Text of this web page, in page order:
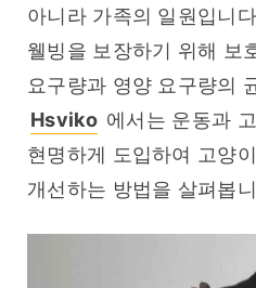
아니라 가족의 일원입니
웰빙을 보장하기 위해 보
Hsviko 에서는 운동과
현명하게 도입하여 고양
개선하는 방법을 살펴봅